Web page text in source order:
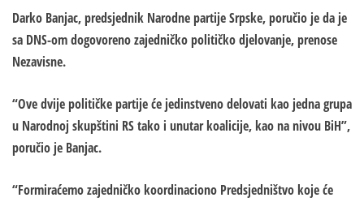
Darko Banjac, predsjednik Narodne partije Srpske, poručio je da je
sa DNS-om dogovoreno zajedničko političko djelovanje, prenose
Nezavisne.
“Ove dvije političke partije će jedinstveno delovati kao jedna grupa
u Narodnoj skupštini RS tako i unutar koalicije, kao na nivou BiH”,
poručio je Banjac.
“Formiraćemo zajedničko koordinaciono Predsjedništvo koje će